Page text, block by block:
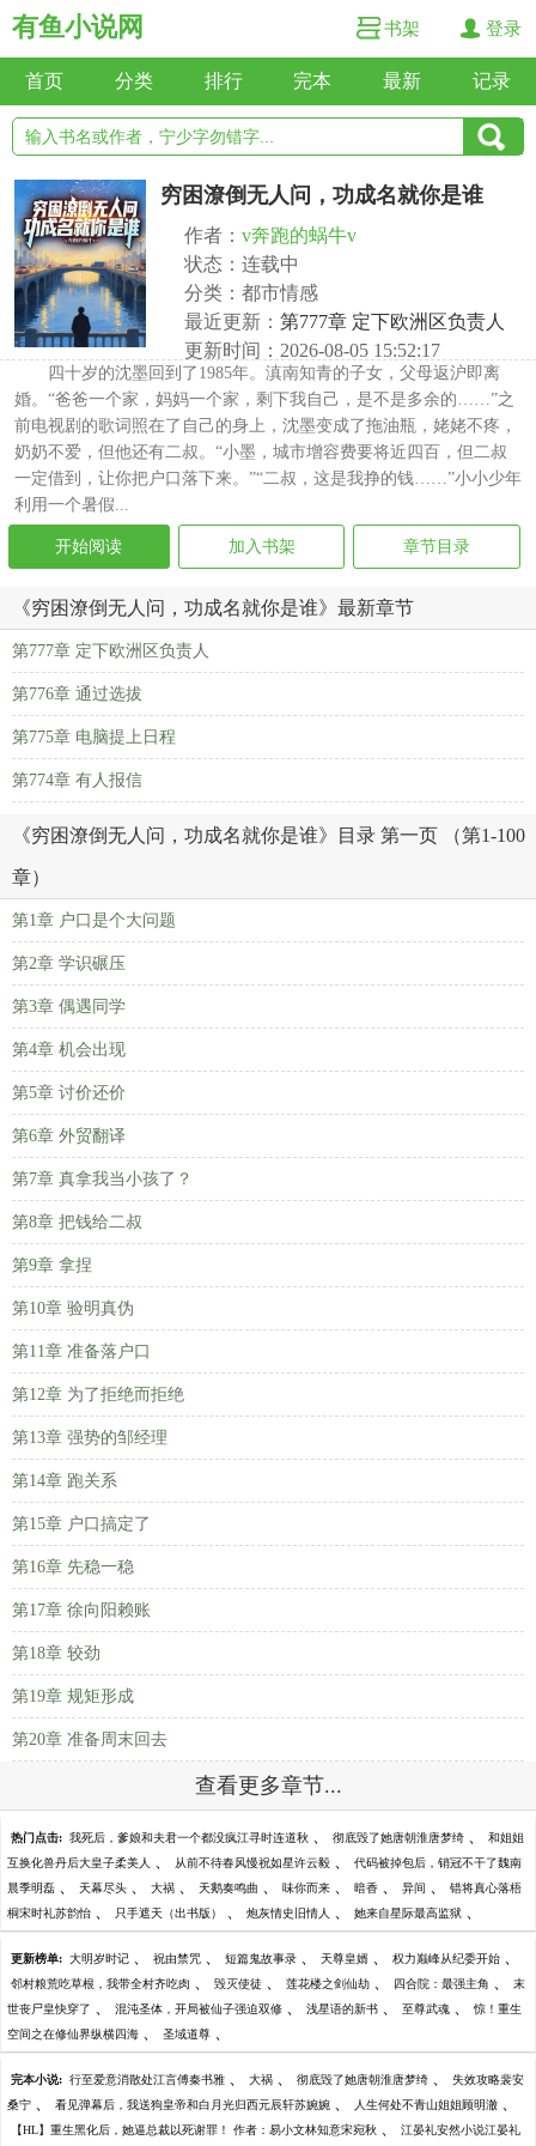
有鱼小说网 书架 登录
首页 分类 排行 完本 最新 记录
穷困潦倒无人问，功成名就你是谁
作者： v奔跑的蜗牛v
状态：连载中
分类：都市情感
最近更新： 第777章 定下欧洲区负责人
更新时间：2026-08-05 15:52:17
四十岁的沈墨回到了1985年。滇南知青的子女，父母返沪即离
婚。“爸爸一个家，妈妈一个家，剩下我自己，是不是多余的……”之
前电视剧的歌词照在了自己的身上，沈墨变成了拖油瓶，姥姥不疼，
奶奶不爱，但他还有二叔。“小墨，城市增容费要将近四百，但二叔
一定借到，让你把户口落下来。”“二叔，这是我挣的钱……”小小少年
利用一个暑假...
开始阅读 加入书架 章节目录
《穷困潦倒无人问，功成名就你是谁》最新章节
第777章 定下欧洲区负责人
第776章 通过选拔
第775章 电脑提上日程
第774章 有人报信
《穷困潦倒无人问，功成名就你是谁》目录 第一页 （第1-100
章）
第1章 户口是个大问题
第2章 学识碾压
第3章 偶遇同学
第4章 机会出现
第5章 讨价还价
第6章 外贸翻译
第7章 真拿我当小孩了？
第8章 把钱给二叔
第9章 拿捏
第10章 验明真伪
第11章 准备落户口
第12章 为了拒绝而拒绝
第13章 强势的邹经理
第14章 跑关系
第15章 户口搞定了
第16章 先稳一稳
第17章 徐向阳赖账
第18章 较劲
第19章 规矩形成
第20章 准备周末回去
查看更多章节...
热门点击: 我死后，爹娘和夫君一个都没疯江寻时连道秋 、 彻底毁了她唐朝淮唐梦绮 、 和姐姐
互换化兽丹后大皇子柔美人 、 从前不待春风慢祝如星许云毅 、 代码被掉包后，销冠不干了魏南
晨季明磊 、 天幕尽头 、 大祸 、 天鹅奏鸣曲 、 味你而来 、 暗香 、 异间 、 错将真心落梧
桐宋时礼苏韵怡 、 只手遮天（出书版） 、 炮灰情史旧情人 、 她来自星际最高监狱 、
更新榜单: 大明岁时记 、 祝由禁咒 、 短篇鬼故事录 、 天尊皇婿 、 权力巅峰从纪委开始 、
邻村粮荒吃草根，我带全村齐吃肉 、 毁灭使徒 、 莲花楼之剑仙劫 、 四合院：最强主角 、 末
世丧尸皇快穿了 、 混沌圣体，开局被仙子强迫双修 、 浅星语的新书 、 至尊武魂 、 惊！重生
空间之在修仙界纵横四海 、 圣域道尊 、
完本小说: 行至爱意消散处江言傅秦书雅 、 大祸 、 彻底毁了她唐朝淮唐梦绮 、 失效攻略裴安
桑宁 、 看见弹幕后，我送狗皇帝和白月光归西元辰轩苏婉婉 、 人生何处不青山姐姐顾明澈 、
【HL】重生黑化后，她逼总裁以死谢罪！ 作者：易小文林知意宋宛秋 、 江晏礼安然小说江晏礼